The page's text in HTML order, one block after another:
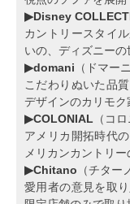
▶Disney
カントリースタイ
いの、ディズニー
▶domani （ドマー
こだわりぬいた品
デザインのカリモ
▶COLONIAL （コ
アメリカ開拓時代
メリカンカントリ
▶Chitano （チター
愛用者の意見を取